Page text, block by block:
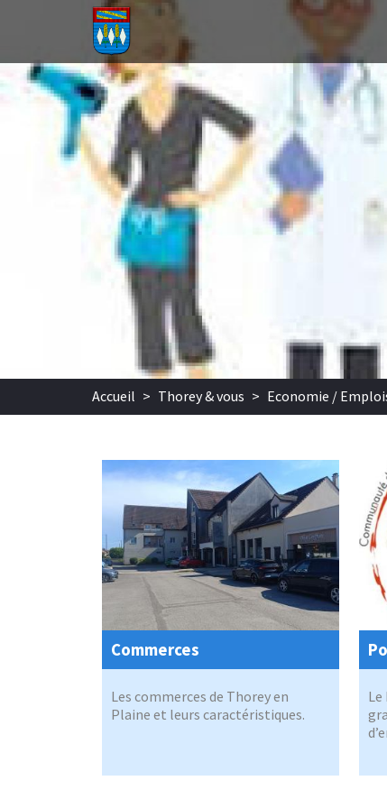
Aller au contenu principal
Accueil > Thorey & vous > Economie /
Commerces
Les commerces de Thorey en
Plaine et leurs caractéristiques.